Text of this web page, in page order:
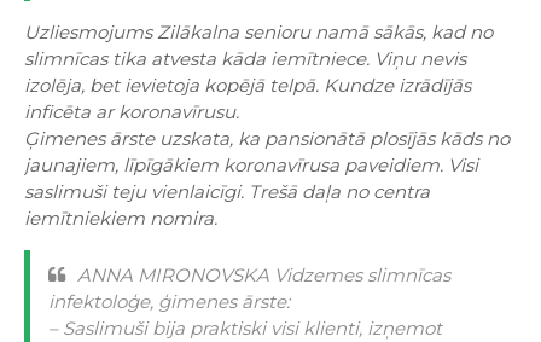
Uzliesmojums Zilākalna senioru namā sākās, kad no
slimnīcas tika atvesta kāda iemītniece. Viņu nevis
izolēja, bet ievietoja kopējā telpā. Kundze izrādījās
inficēta ar koronavīrusu.
Ģimenes ārste uzskata, ka pansionātā plosījās kāds no
jaunajiem, līpīgākiem koronavīrusa paveidiem. Visi
saslimuši teju vienlaicīgi. Trešā daļa no centra
iemītniekiem nomira.
ANNA MIRONOVSKA Vidzemes slimnīcas
infektoloģe, ģimenes ārste:
– Saslimuši bija praktiski visi klienti, izņemot